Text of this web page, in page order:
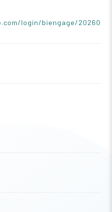
login/biengage/20260